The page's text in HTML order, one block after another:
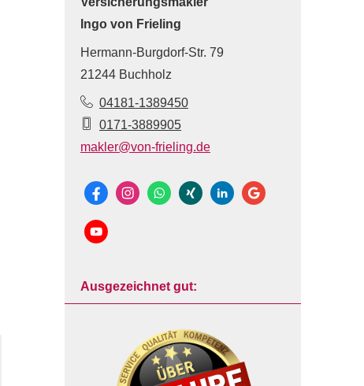
Ingo von Frieling
Hermann-Burgdorf-Str. 79
21244 Buchholz
04181-1389450
0171-3889905
makler@von-frieling.de
Ausgezeichnet gut: